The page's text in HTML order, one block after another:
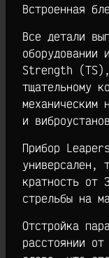
Встроенная
Все детали
оборудовании
Strength (TS),
тщательному
механическим
и
Прибор
универсален,
кратность от
стрельбы на
Отстройка
расстоянии